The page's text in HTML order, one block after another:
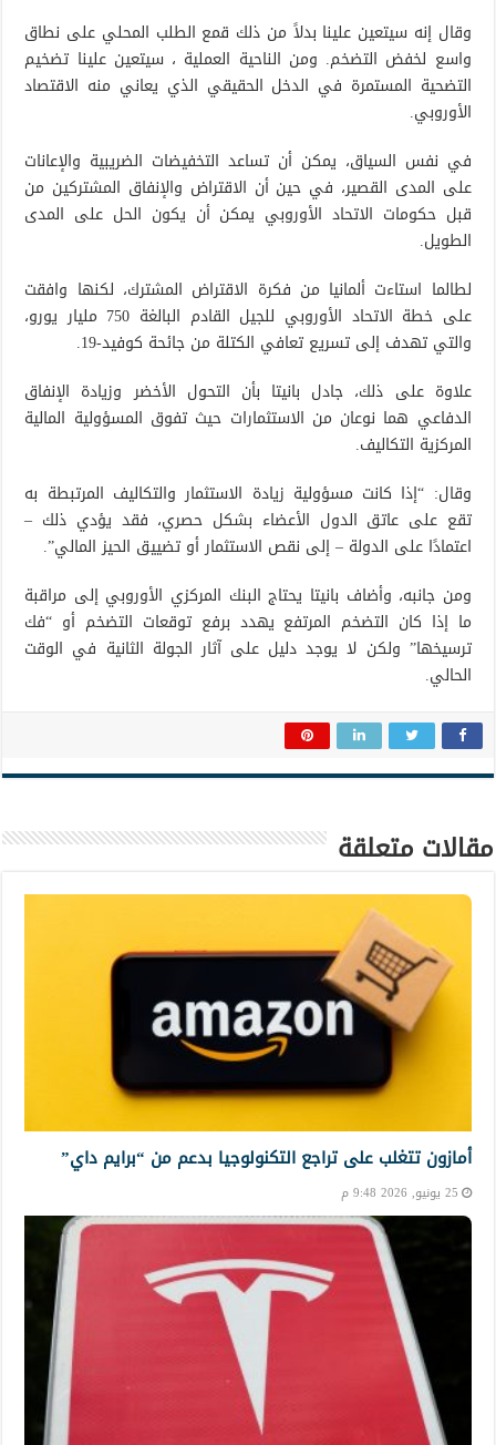
وقال إنه سيتعين علينا بدلاً من ذلك قمع الطلب المحلي على نطاق
واسع لخفض التضخم. ومن الناحية العملية ، سيتعين علينا تضخيم
التضحية المستمرة في الدخل الحقيقي الذي يعاني منه الاقتصاد
الأوروبي.
في نفس السياق، يمكن أن تساعد التخفيضات الضريبية والإعانات
على المدى القصير، في حين أن الاقتراض والإنفاق المشتركين من
قبل حكومات الاتحاد الأوروبي يمكن أن يكون الحل على المدى
الطويل.
لطالما استاءت ألمانيا من فكرة الاقتراض المشترك، لكنها وافقت
على خطة الاتحاد الأوروبي للجيل القادم البالغة 750 مليار يورو،
والتي تهدف إلى تسريع تعافي الكتلة من جائحة كوفيد-19.
علاوة على ذلك، جادل بانيتا بأن التحول الأخضر وزيادة الإنفاق
الدفاعي هما نوعان من الاستثمارات حيث تفوق المسؤولية المالية
المركزية التكاليف.
وقال: “إذا كانت مسؤولية زيادة الاستثمار والتكاليف المرتبطة به
تقع على عاتق الدول الأعضاء بشكل حصري، فقد يؤدي ذلك –
اعتمادًا على الدولة – إلى نقص الاستثمار أو تضييق الحيز المالي”.
ومن جانبه، وأضاف بانيتا يحتاج البنك المركزي الأوروبي إلى مراقبة
ما إذا كان التضخم المرتفع يهدد برفع توقعات التضخم أو “فك
ترسيخها” ولكن لا يوجد دليل على آثار الجولة الثانية في الوقت
الحالي.
مقالات متعلقة
أمازون تتغلب على تراجع التكنولوجيا بدعم من “برايم داي”
25 يونيو, 2026 9:48 م